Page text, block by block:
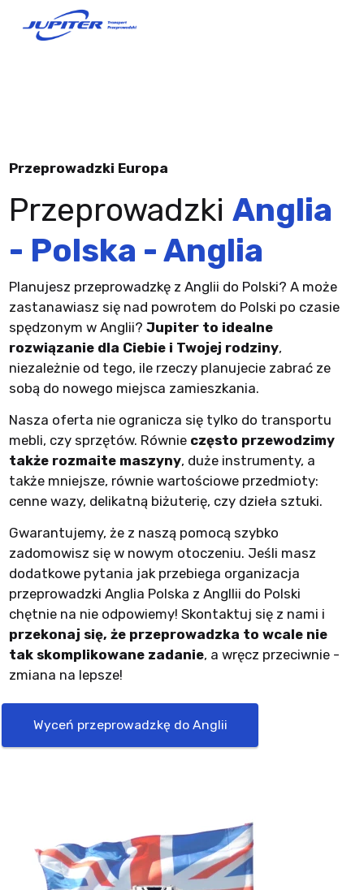
Przeprowadzki Europa
Przeprowadzki Anglia
- Polska - Anglia
Planujesz przeprowadzkę z Anglii do Polski? A może
zastanawiasz się nad powrotem do Polski po czasie
spędzonym w Anglii? Jupiter to idealne
rozwiązanie dla Ciebie i Twojej rodziny,
niezależnie od tego, ile rzeczy planujecie zabrać ze
sobą do nowego miejsca zamieszkania.
Nasza oferta nie ogranicza się tylko do transportu
mebli, czy sprzętów. Równie często przewodzimy
także rozmaite maszyny, duże instrumenty, a
także mniejsze, równie wartościowe przedmioty:
cenne wazy, delikatną biżuterię, czy dzieła sztuki.
Gwarantujemy, że z naszą pomocą szybko
zadomowisz się w nowym otoczeniu. Jeśli masz
dodatkowe pytania jak przebiega organizacja
przeprowadzki Anglia Polska z Angllii do Polski
chętnie na nie odpowiemy! Skontaktuj się z nami i
przekonaj się, że przeprowadzka to wcale nie
tak skomplikowane zadanie, a wręcz przeciwnie -
zmiana na lepsze!
Wyceń przeprowadzkę do Anglii